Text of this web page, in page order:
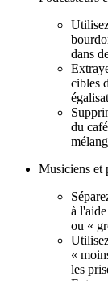
dans
cibles
du
Musiciens et
à
ou «
«
les